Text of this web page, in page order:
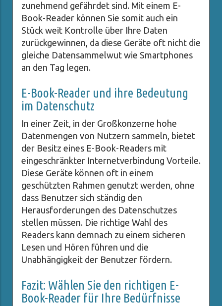
zunehmend gefährdet sind. Mit einem E-
Book-Reader können Sie somit auch ein
Stück weit Kontrolle über Ihre Daten
zurückgewinnen, da diese Geräte oft nicht die
gleiche Datensammelwut wie Smartphones
an den Tag legen.
E-Book-Reader und ihre Bedeutung
im Datenschutz
In einer Zeit, in der Großkonzerne hohe
Datenmengen von Nutzern sammeln, bietet
der Besitz eines E-Book-Readers mit
eingeschränkter Internetverbindung Vorteile.
Diese Geräte können oft in einem
geschützten Rahmen genutzt werden, ohne
dass Benutzer sich ständig den
Herausforderungen des Datenschutzes
stellen müssen. Die richtige Wahl des
Readers kann demnach zu einem sicheren
Lesen und Hören führen und die
Unabhängigkeit der Benutzer fördern.
Fazit: Wählen Sie den richtigen E-
Book-Reader für Ihre Bedürfnisse